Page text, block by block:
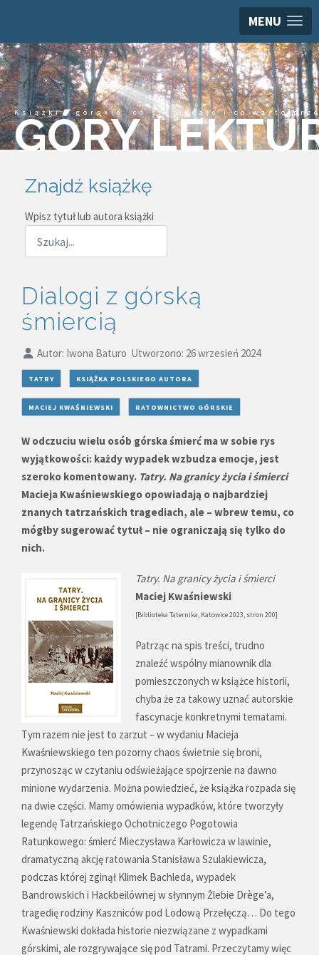
MENU
GÓRY
Książki górskie: co się wydaje i co warto
Znajdź książkę
Wpisz tytuł lub autora książki
Dialogi z górską
śmiercią
Autor: Iwona Baturo Utworzono: 26 wrzesień 2024
TATRY KSIĄŻKA POLSKIEGO AUTORA
MACIEJ KWAŚNIEWSKI RATOWNICTWO GÓRSKIE
W odczuciu wielu osób górska śmierć ma w sobie rys
wyjątkowości: każdy wypadek wzbudza emocje, jest
szeroko komentowany. Tatry. Na granicy życia i śmierci
Macieja Kwaśniewskiego opowiadają o najbardziej
znanych tatrzańskich tragediach, ale – wbrew temu, co
mógłby sugerować tytuł – nie ograniczają się tylko do
nich.
Tatry. Na granicy życia i śmierci
Maciej Kwaśniewski
[Biblioteka Taternika, Katowice 2023, stron 200]
Patrząc na spis treści, trudno
znaleźć wspólny mianownik dla
pomieszczonych w książce historii,
chyba że za takowy uznać autorskie
fascynacje konkretnymi tematami.
Tym razem nie jest to zarzut – w wydaniu Macieja
Kwaśniewskiego ten pozorny chaos świetnie się broni,
przynosząc w czytaniu odświeżające spojrzenie na dawno
minione wydarzenia. Można powiedzieć, że książka rozpada się
na dwie części. Mamy omówienia wypadków, które tworzyły
legendę Tatrzańskiego Ochotniczego Pogotowia
Ratunkowego: śmierć Mieczysława Karłowicza w lawinie,
dramatyczną akcję ratowania Stanisława Szulakiewicza,
podczas której zginął Klimek Bachleda, wypadek
Bandrowskich i Hackbeilównej w słynnym Żlebie Drège’a,
tragedię rodziny Kaszniców pod Lodową Przełęczą… Do tego
Kwaśniewski dokłada historie niezwiązane z wypadkami
górskimi, ale rozgrywające się pod Tatrami. Przeczytamy więc